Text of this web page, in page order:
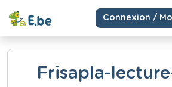
Connexion /
Frisapla-